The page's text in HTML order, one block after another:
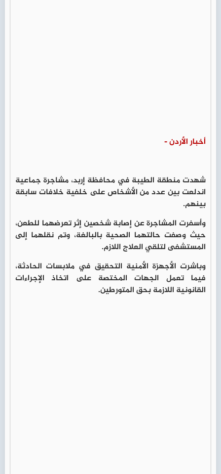
أخبار الأردن -
شهدت منطقة الطيبة في محافظة إربد، مشاجرة جماعية
اندلعت بين عدد من الأشخاص على خلفية خلافات سابقة
بينهم.
وأسفرت المشاجرة عن إصابة شخصين إثر تعرضهما للطعن،
حيث وصفت حالتهما الصحية بالبالغة، وتم نقلهما إلى
المستشفى لتلقي العلاج اللازم.
وباشرت الأجهزة الأمنية التحقيق في ملابسات الحادثة،
فيما تعمل الجهات المختصة على اتخاذ الإجراءات
القانونية اللازمة بحق المتورطين.